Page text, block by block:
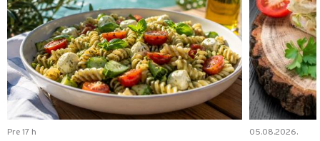
Pre 17 h 05.08.2026.